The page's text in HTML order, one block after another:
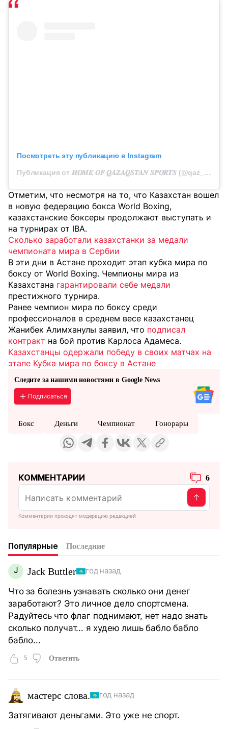
Посмотреть эту публикацию в Instagram
Публикация от 𝑯𝑶𝑴𝑬 𝑶𝑭 𝑸𝑨𝒁𝑨𝑸𝑺𝑻𝑨𝑵 𝑺𝑷𝑶𝑹𝑻𝑺 (@qaz_team_official)
Отметим, что несмотря на то, что Казахстан вошел
в новую федерацию бокса World Boxing,
казахстанские боксеры продолжают выступать и
на турнирах от IBA.
Сколько заработали казахстанки за медали
чемпионата мира в Сербии
В эти дни в Астане проходит этап кубка мира по
боксу от World Boxing. Чемпионы мира из
Казахстана гарантировали себе медали
престижного турнира.
Ранее чемпион мира по боксу среди
профессионалов в среднем весе казахстанец
Жанибек Алимханулы заявил, что подписал
контракт на бой против Карлоса Адамеса.
Казахстанцы одержали победу в своих матчах на
этапе Кубка мира по боксу в Астане
Следите за нашими новостями в Google News
Подписаться
Бокс Деньги Чемпионат Гонорары
КОММЕНТАРИИ 6
Комментарии проходят модерацию редакцией
Популярные Последние
J Jack Buttler год назад
Что за болезнь узнавать сколько они денег
заработают? Это личное дело спортсмена.
Радуйтесь что флаг поднимают, нет надо знать
сколько получат... я худею лишь бабло бабло
бабло...
5 Ответить
мастерс слова. год назад
Затягивают деньгами. Это уже не спорт.